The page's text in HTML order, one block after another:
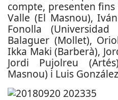
compte, presenten
Valle (El Masnou),
Fonolla
Balaguer (Mollet),
Ikka Maki (Barberà),
Jordi Pujolreu
Masnou) i Luis